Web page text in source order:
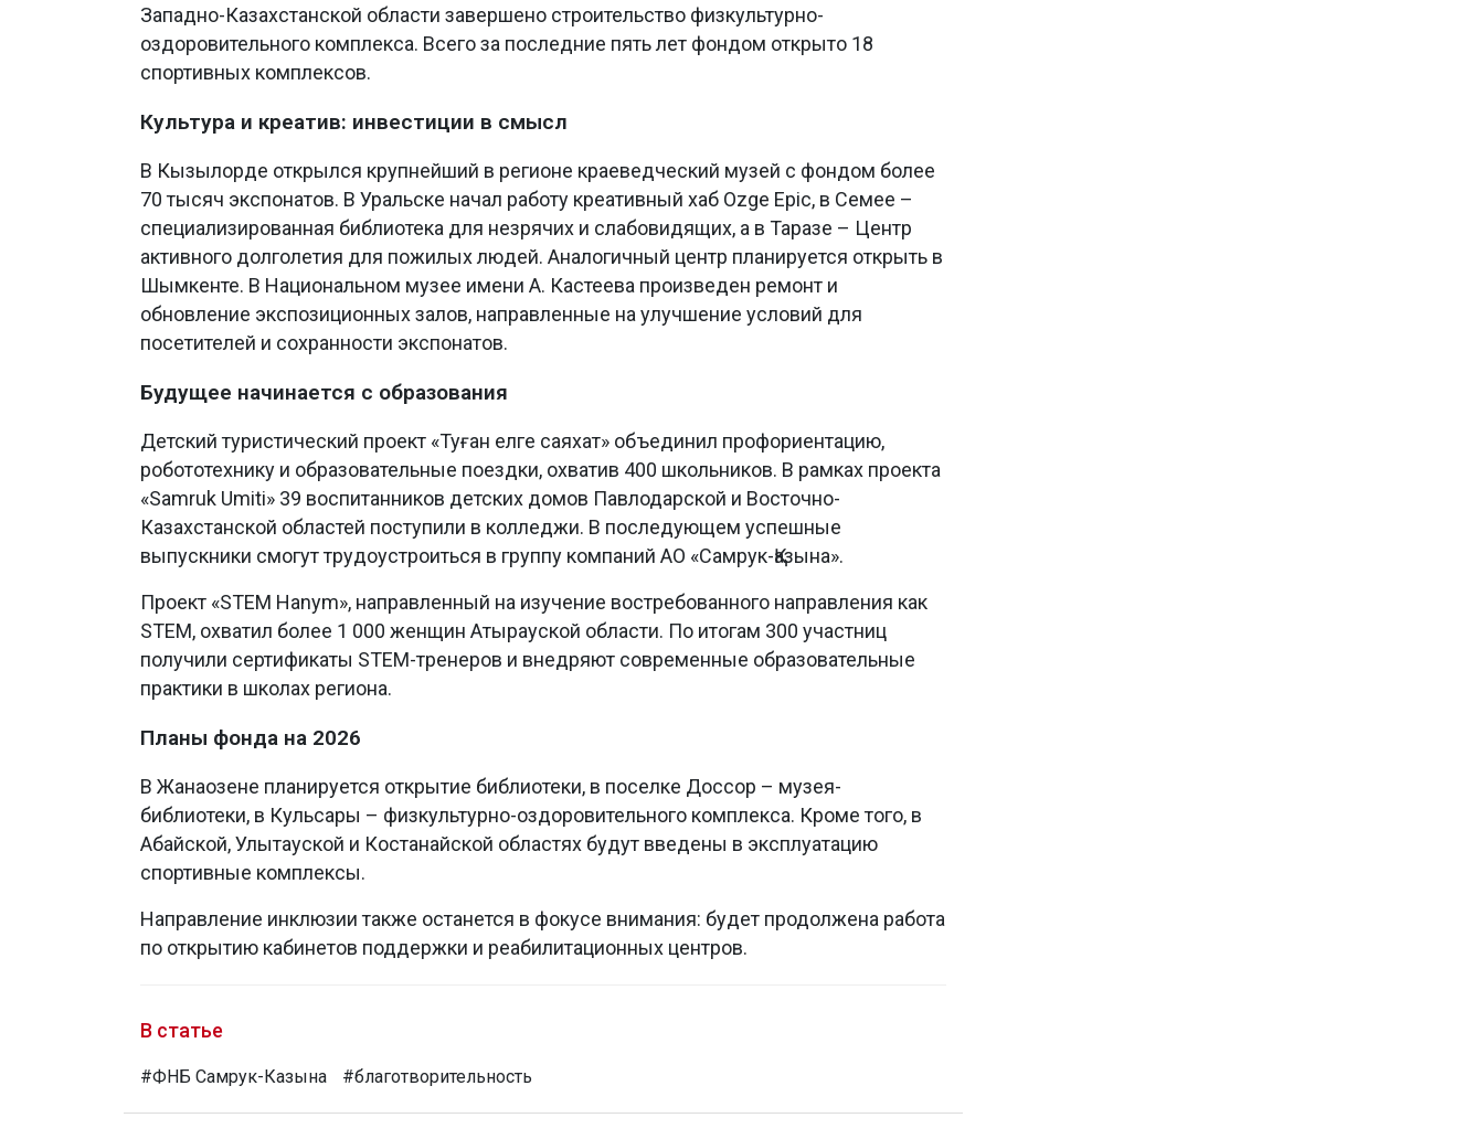
Западно-Казахстанской области завершено строительство физкультурно-
оздоровительного комплекса. Всего за последние пять лет фондом открыто 18
спортивных комплексов.
Культура и креатив: инвестиции в смысл
В Кызылорде открылся крупнейший в регионе краеведческий музей с фондом более
70 тысяч экспонатов. В Уральске начал работу креативный хаб Ozge Epic, в Семее –
специализированная библиотека для незрячих и слабовидящих, а в Таразе – Центр
активного долголетия для пожилых людей. Аналогичный центр планируется открыть в
Шымкенте. В Национальном музее имени А. Кастеева произведен ремонт и
обновление экспозиционных залов, направленные на улучшение условий для
посетителей и сохранности экспонатов.
Будущее начинается с образования
Детский туристический проект «Туған елге саяхат» объединил профориентацию,
робототехнику и образовательные поездки, охватив 400 школьников. В рамках проекта
«Samruk Umiti» 39 воспитанников детских домов Павлодарской и Восточно-
Казахстанской областей поступили в колледжи. В последующем успешные
выпускники смогут трудоустроиться в группу компаний АО «Самрук-Қазына».
Проект «STEM Hanym», направленный на изучение востребованного направления как
STEM, охватил более 1 000 женщин Атырауской области. По итогам 300 участниц
получили сертификаты STEM-тренеров и внедряют современные образовательные
практики в школах региона.
Планы фонда на 2026
В Жанаозене планируется открытие библиотеки, в поселке Доссор – музея-
библиотеки, в Кульсары – физкультурно-оздоровительного комплекса. Кроме того, в
Абайской, Улытауской и Костанайской областях будут введены в эксплуатацию
спортивные комплексы.
Направление инклюзии также останется в фокусе внимания: будет продолжена работа
по открытию кабинетов поддержки и реабилитационных центров.
В статье
#ФНБ Самрук-Казына #благотворительность